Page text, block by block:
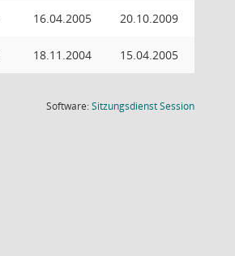
16.04.2005 20.10.2009
18.11.2004 15.04.2005
Software:SitzungsdienstSession(Wird in